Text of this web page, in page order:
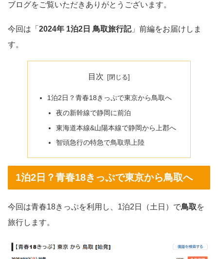
ブログをご覧いただきありがとうございます。
今回は「 2024年 1泊2日 鳥取旅行記」前編をお届けしま
す。
目次
1泊2日？青春18きっぷで東京から鳥取へ
夜の新幹線で静岡に前泊
東海道本線&山陽本線で静岡から上郡へ
智頭急行の特急で鳥取県上陸
1泊2日？青春18きっぷで東京から鳥取へ
今回は青春18きっぷを利用し、1泊2日（土日）で鳥取を
旅行します。